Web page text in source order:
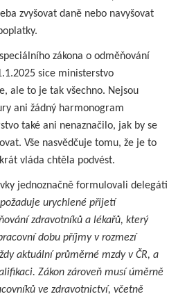
zvyšovat daně nebo navyšovat
zákona o odměňování
sice ministerstvo
ale to je tak všechno. Nejsou
ani žádný harmonogram
také ani nenaznačilo, jak by se
Vše nasvědčuje tomu, že je to
vláda chtěla podvést.
jednoznačně formulovali delegáti
požaduje urychlené přijetí
zdravotníků a lékařů, který
dobu příjmy v rozmezí
aktuální průměrné mzdy v ČR, a
Zákon zároveň musí úměrně
ve zdravotnictví, včetně